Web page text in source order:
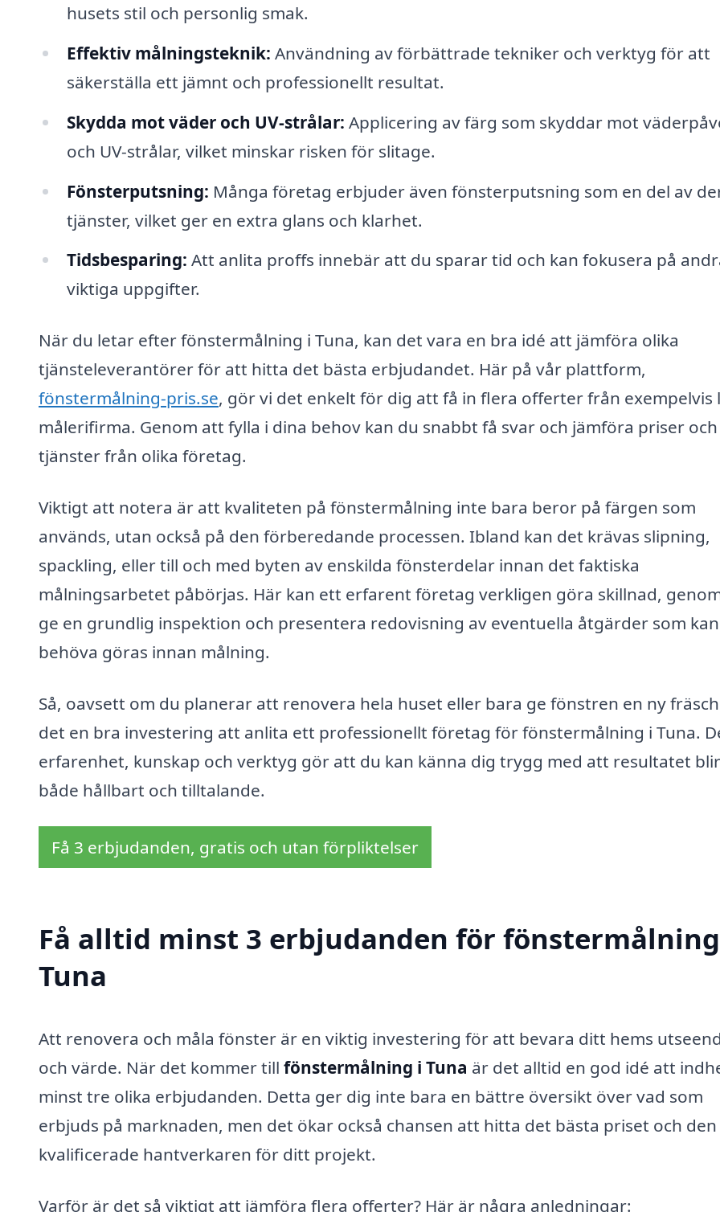
husets stil och personlig smak.
Effektiv målningsteknik: Användning av förbättrade tekniker och verktyg för att
säkerställa ett jämnt och professionellt resultat.
Skydda mot väder och UV-strålar: Applicering av färg som skyddar mot
och UV-strålar, vilket minskar risken för slitage.
Fönsterputsning: Många företag erbjuder även fönsterputsning som en del av
tjänster, vilket ger en extra glans och klarhet.
Tidsbesparing: Att anlita proffs innebär att du sparar tid och kan fokusera på
viktiga uppgifter.
När du letar efter fönstermålning i Tuna, kan det vara en bra idé att jämföra olika
tjänsteleverantörer för att hitta det bästa erbjudandet. Här på vår plattform,
fönstermålning-pris.se, gör vi det enkelt för dig att få in flera offerter från exempelvis
målerifirma. Genom att fylla i dina behov kan du snabbt få svar och jämföra priser och
tjänster från olika företag.
Viktigt att notera är att kvaliteten på fönstermålning inte bara beror på färgen som
används, utan också på den förberedande processen. Ibland kan det krävas slipning,
spackling, eller till och med byten av enskilda fönsterdelar innan det faktiska
målningsarbetet påbörjas. Här kan ett erfarent företag verkligen göra skillnad,
ge en grundlig inspektion och presentera redovisning av eventuella åtgärder som kan
behöva göras innan målning.
Så, oavsett om du planerar att renovera hela huset eller bara ge fönstren en ny
det en bra investering att anlita ett professionellt företag för fönstermålning i Tuna.
erfarenhet, kunskap och verktyg gör att du kan känna dig trygg med att resultatet blir
både hållbart och tilltalande.
Få 3 erbjudanden, gratis och utan förpliktelser
Få alltid minst 3 erbjudanden för
Tuna
Att renovera och måla fönster är en viktig investering för att bevara ditt hems
och värde. När det kommer till fönstermålning i Tuna är det alltid en god idé att
minst tre olika erbjudanden. Detta ger dig inte bara en bättre översikt över vad som
erbjuds på marknaden, men det ökar också chansen att hitta det bästa priset och
kvalificerade hantverkaren för ditt projekt.
Varför är det så viktigt att jämföra flera offerter? Här är några anledningar: